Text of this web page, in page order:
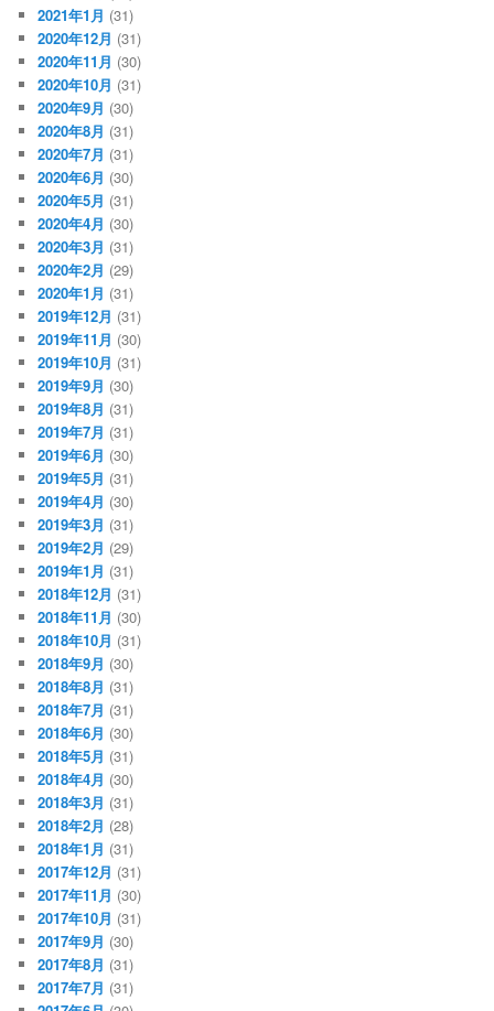
2021年1月 (31)
2020年12月 (31)
2020年11月 (30)
2020年10月 (31)
2020年9月 (30)
2020年8月 (31)
2020年7月 (31)
2020年6月 (30)
2020年5月 (31)
2020年4月 (30)
2020年3月 (31)
2020年2月 (29)
2020年1月 (31)
2019年12月 (31)
2019年11月 (30)
2019年10月 (31)
2019年9月 (30)
2019年8月 (31)
2019年7月 (31)
2019年6月 (30)
2019年5月 (31)
2019年4月 (30)
2019年3月 (31)
2019年2月 (29)
2019年1月 (31)
2018年12月 (31)
2018年11月 (30)
2018年10月 (31)
2018年9月 (30)
2018年8月 (31)
2018年7月 (31)
2018年6月 (30)
2018年5月 (31)
2018年4月 (30)
2018年3月 (31)
2018年2月 (28)
2018年1月 (31)
2017年12月 (31)
2017年11月 (30)
2017年10月 (31)
2017年9月 (30)
2017年8月 (31)
2017年7月 (31)